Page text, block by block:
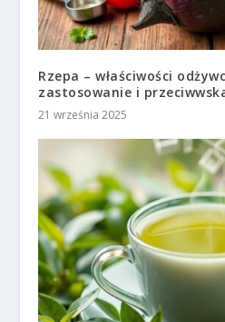
Rzepa – właściwości
zastosowanie i
21 września 2025